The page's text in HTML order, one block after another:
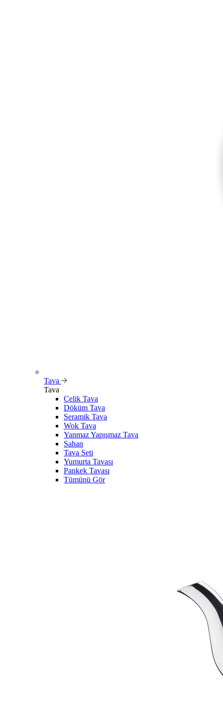
Tava
Tava
Çelik Tava
Döküm Tava
Seramik Tava
Wok Tava
Yanmaz Yapışmaz Tava
Sahan
Tava Seti
Yumurta Tavası
Pankek Tavası
Tümünü Gör